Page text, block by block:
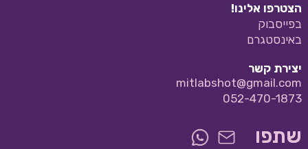
הצטרפו אלינו!
בפייסבוק
באינסטגרם
יצירת קשר
mitlabshot@gmail.com
052-470-1873
שתפו